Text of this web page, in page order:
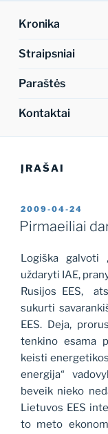
Kronika
Straipsniai
Paraštės
Kontaktai
ĮRAŠAI
PASKELBTA
2009-04-24
Pirmaeiliai
Logiška galvoti
uždaryti IAE,
Rusijos EES,
sukurti
EES. Deja,
tenkino esama
keisti
energija“
beveik nieko
Lietuvos EES
to meto